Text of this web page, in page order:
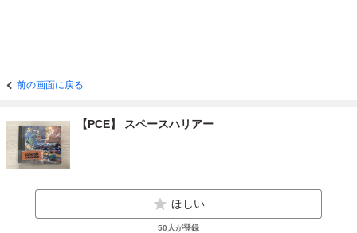
前の画面に戻る
【PCE】 スペースハリアー
ほしい
50 人が登録